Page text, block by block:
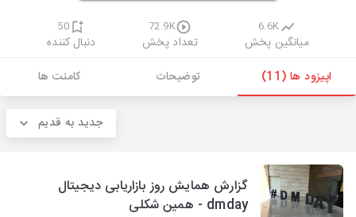
6.6K
میانگین پخش
72.9K
تعداد پخش
50
دنبال کننده
اپیزود ها (11)
توضیحات کامنت ها
جدید به قدیم
گزارش همایش روز بازاریابی دیجیتال
dmday - همین شکلی